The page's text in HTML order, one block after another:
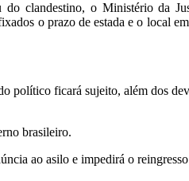
clandestino, o Ministério da
o prazo de estada e o
ficará sujeito, além dos
brasileiro.
ao asilo e impedirá o